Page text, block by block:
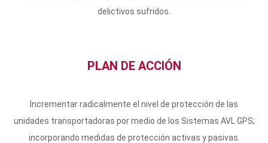
delictivos sufridos.
PLAN DE ACCIÓN
Incrementar radicalmente el nivel de protección de las
unidades transportadoras por medio de los Sistemas AVL GPS;
incorporando medidas de protección activas y pasivas.